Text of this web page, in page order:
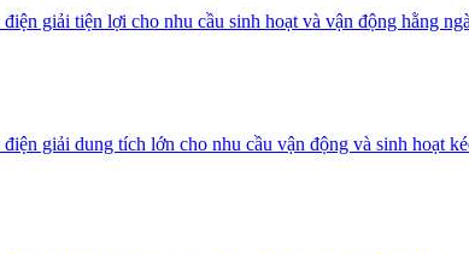
giải tiện lợi cho nhu cầu sinh hoạt và vận động hằng
giải dung tích lớn cho nhu cầu vận động và sinh hoạt